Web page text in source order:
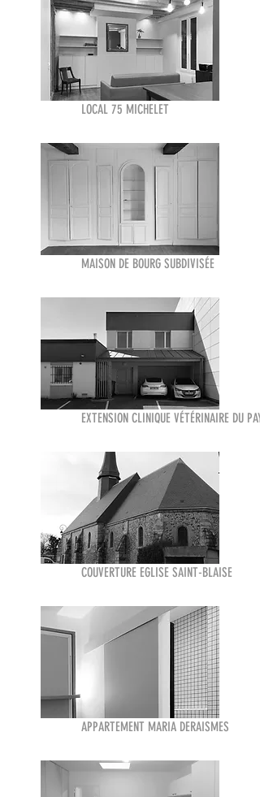
LOCAL 75 MICHELET
MAISON DE BOURG SUBDIVISÉE
EXTENSION CLINIQUE VÉTÉRINAIRE DU
COUVERTURE EGLISE SAINT-BLAISE
APPARTEMENT MARIA DERAISMES